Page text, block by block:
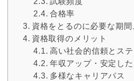
合格率
資格をとるのに必要な期
資格取得のメリット
高い社会的信頼とステ
年収アップ・安定した
多様なキャリアパス